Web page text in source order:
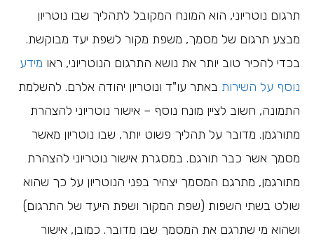
תרגום נוטריוני, הוא המונח המקובל לתהליך שבו נוטריון
מבצע תרגום של מסמך, משפת מקור לשפת יעד מבוקשת.
בכדי להכיר טוב יותר את נושא התרגום הנוטריוני, ראו מידע
נוסף על השירות באתר עו"ד ונוטריון יהודה אלרם. להשלמת
התמונה, חשוב לציין מונח נוסף – אישור נוטריוני להצהרת
מתורגמן. מדובר על תהליך פשוט יותר, שבו נוטריון מאשר
מסמך אשר כבר תורגם. במסגרת אישור נוטריוני להצהרת
מתורגמן, מתרגם המסמך יצהיר בפני הנוטריון על כך שהוא
שולט בשתי השפות (שפת המקור ושפת היעד של התרגום)
ושהוא מי שתרגם את המסמך שבו מדובר. כמובן, אישור